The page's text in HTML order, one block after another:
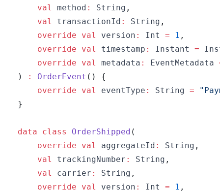
val
method : String ,
val
transactionId : String ,
override
val version : Int = 1 ,
override
val timestamp : Instant =
override
val metadata : EventMetadata
)
: OrderEvent ( )
{
override
val eventType : String =
}
data class OrderShipped (
override
val aggregateId : String ,
val
trackingNumber : String ,
val
carrier : String ,
override
val version : Int = 1 ,